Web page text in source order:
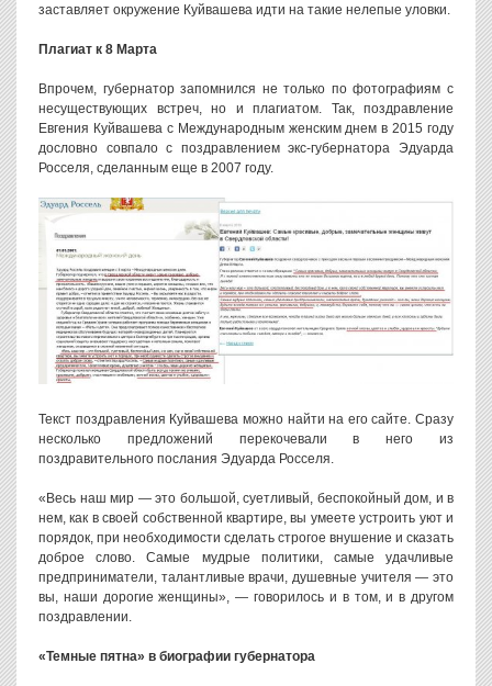
заставляет окружение Куйвашева идти на такие нелепые уловки.
Плагиат к 8 Марта
Впрочем, губернатор запомнился не только по фотографиям с
несуществующих встреч, но и плагиатом. Так, поздравление
Евгения Куйвашева с Международным женским днем в 2015 году
дословно совпало с поздравлением экс-губернатора Эдуарда
Росселя, сделанным еще в 2007 году.
Текст поздравления Куйвашева можно найти на его сайте. Сразу
несколько предложений перекочевали в него из
поздравительного послания Эдуарда Росселя.
«Весь наш мир — это большой, суетливый, беспокойный дом, и в
нем, как в своей собственной квартире, вы умеете устроить уют и
порядок, при необходимости сделать строгое внушение и сказать
доброе слово. Самые мудрые политики, самые удачливые
предприниматели, талантливые врачи, душевные учителя — это
вы, наши дорогие женщины», — говорилось и в том, и в другом
поздравлении.
«Темные пятна» в биографии губернатора